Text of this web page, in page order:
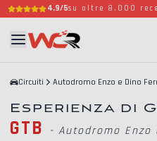
4,9/5su oltre 8.000
Circuiti Autodromo Enzo e Dino
Esperienza di
GTB
- Autodromo